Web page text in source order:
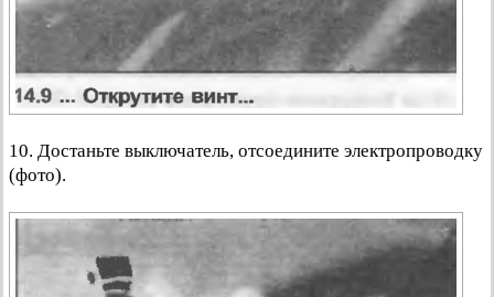
10. Достаньте выключатель, отсоедините электропроводку
(фото).